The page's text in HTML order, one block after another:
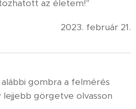
az életem!"
2023. február 21.
gombra a felmérés
görgetve olvasson